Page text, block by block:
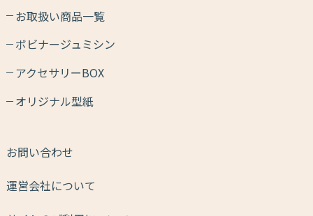
お取扱い商品一覧
ボビナージュミシン
アクセサリーBOX
オリジナル型紙
お問い合わせ
運営会社について